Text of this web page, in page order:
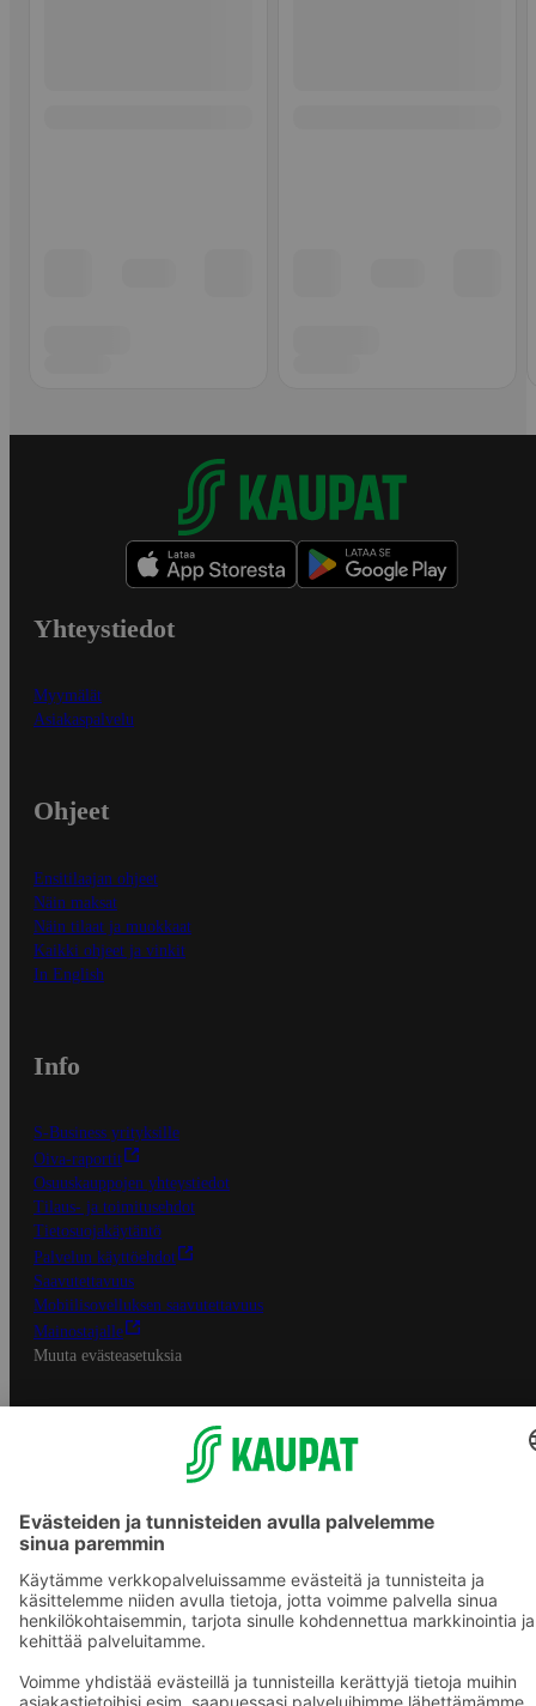
Yhteystiedot
Myymälät
Asiakaspalvelu
Ohjeet
Ensitilaajan ohjeet
Näin maksat
Näin tilaat ja muokkaat
Kaikki ohjeet ja vinkit
In English
Info
S-Business yrityksille
Oiva-raportit
Osuuskauppojen yhteystiedot
Tilaus- ja toimitusehdot
Tietosuojakäytäntö
Palvelun käyttöehdot
Saavutettavuus
Mobiilisovelluksen saavutettavuus
Mainostajalle
Muuta evästeasetuksia
S-ryhmän palvelut
S-ryhmä
Asiakasomistajuus
Yhteishyvä Ruoka -sovellus
S-ostoslista -sovellus
Prisma.fi
Sokos.fi
S-Pankki
Yhteishyvä